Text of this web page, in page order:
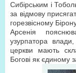
Сибірським і
за відмову
горезвісному
Арсенія
узурпатора
церкви мають
Богові як єдиному